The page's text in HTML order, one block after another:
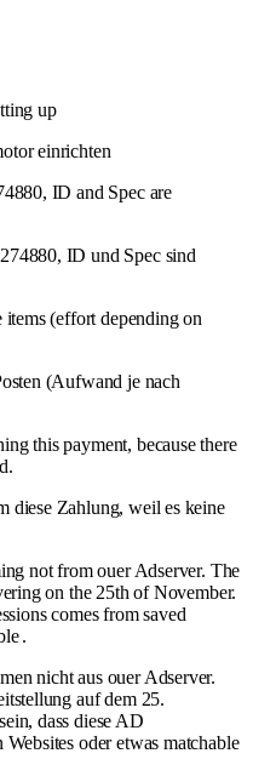
up
einrichten
ID and Spec are
ID und Spec sind
items (effort depending on
(Aufwand je nach
this payment, because there
diese Zahlung, weil es keine
not from ouer Adserver. The
on the 25th of November.
comes from saved
.
nicht aus ouer Adserver.
auf dem 25.
dass diese AD
oder etwas matchable